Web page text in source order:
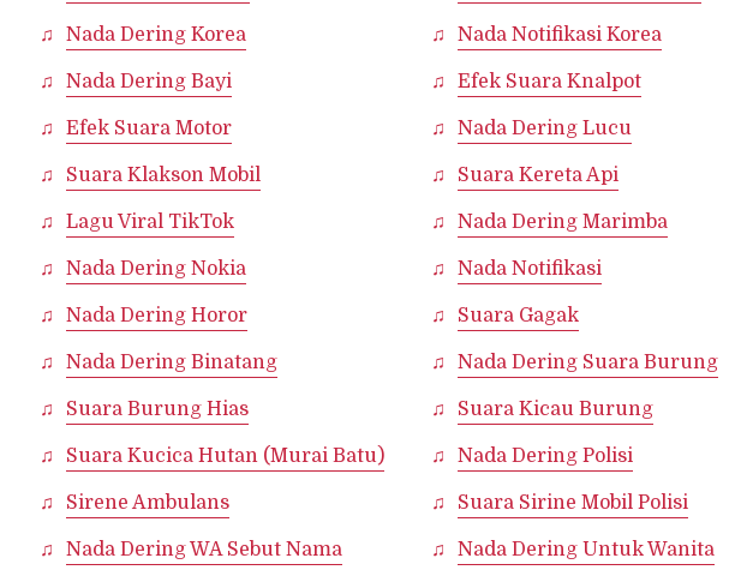
Nada Dering Korea Nada Notifikasi Korea
Nada Dering Bayi Efek Suara Knalpot
Efek Suara Motor Nada Dering Lucu
Suara Klakson Mobil Suara Kereta Api
Lagu Viral TikTok Nada Dering Marimba
Nada Dering Nokia Nada Notifikasi
Nada Dering Horor Suara Gagak
Nada Dering Binatang Nada Dering Suara Burung
Suara Burung Hias Suara Kicau Burung
Suara Kucica Hutan (Murai Batu) Nada Dering Polisi
Sirene Ambulans Suara Sirine Mobil Polisi
Nada Dering WA Sebut Nama Nada Dering Untuk Wanita